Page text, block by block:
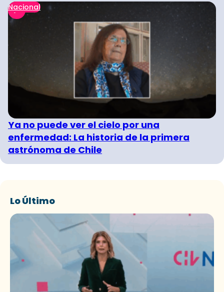
Nacional
Ya no puede ver el cielo por una
enfermedad: La historia de la primera
astrónoma de Chile
Lo Último